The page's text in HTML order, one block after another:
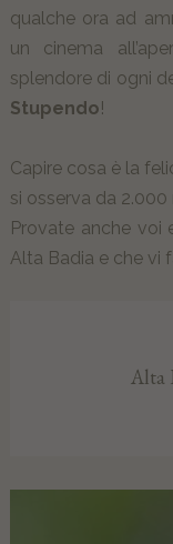
qualche ora ad
un cinema
splendore di ogni
Stupendo!
Capire cosa è la
si osserva da 2.000
Provate anche voi
Alta Badia e che vi
Alta